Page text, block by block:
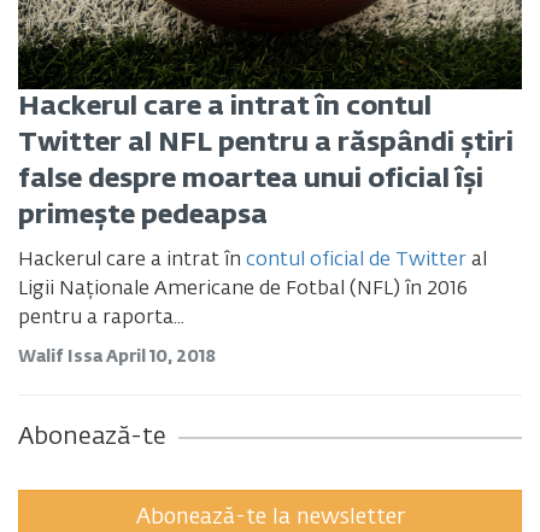
Hackerul care a intrat în contul
Twitter al NFL pentru a răspândi știri
false despre moartea unui oficial își
primește pedeapsa
Hackerul care a intrat în contul oficial de Twitter al
Ligii Naționale Americane de Fotbal (NFL) în 2016
pentru a raporta...
Walif Issa April 10, 2018
Abonează-te
Abonează-te la newsletter